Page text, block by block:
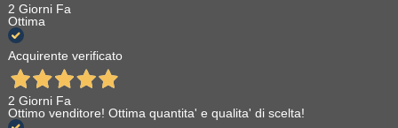
2 Giorni Fa
Ottima
Acquirente verificato
2 Giorni Fa
Ottimo venditore! Ottima quantita' e qualita' di scelta!